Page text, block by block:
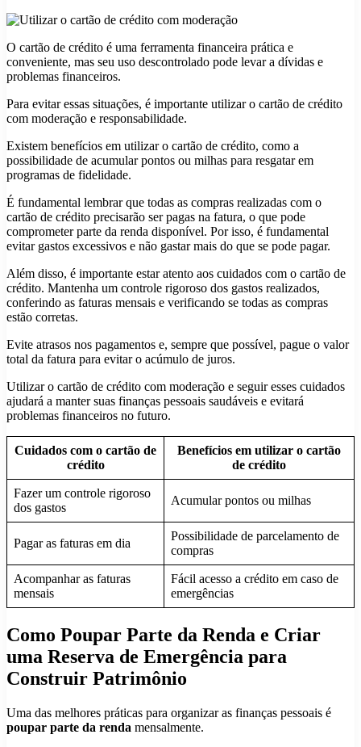
O cartão de crédito é uma ferramenta financeira prática e
conveniente, mas seu uso descontrolado pode levar a dívidas e
problemas financeiros.
Para evitar essas situações, é importante utilizar o cartão de crédito
com moderação e responsabilidade.
Existem benefícios em utilizar o cartão de crédito, como a
possibilidade de acumular pontos ou milhas para resgatar em
programas de fidelidade.
É fundamental lembrar que todas as compras realizadas com o
cartão de crédito precisarão ser pagas na fatura, o que pode
comprometer parte da renda disponível. Por isso, é fundamental
evitar gastos excessivos e não gastar mais do que se pode pagar.
Além disso, é importante estar atento aos cuidados com o cartão de
crédito. Mantenha um controle rigoroso dos gastos realizados,
conferindo as faturas mensais e verificando se todas as compras
estão corretas.
Evite atrasos nos pagamentos e, sempre que possível, pague o valor
total da fatura para evitar o acúmulo de juros.
Utilizar o cartão de crédito com moderação e seguir esses cuidados
ajudará a manter suas finanças pessoais saudáveis e evitará
problemas financeiros no futuro.
Cuidados com o cartão de
crédito
Benefícios em utilizar o cartão
de crédito
Fazer um controle rigoroso
dos gastos
Acumular pontos ou milhas
Pagar as faturas em dia
Possibilidade de parcelamento de
compras
Acompanhar as faturas
mensais
Fácil acesso a crédito em caso de
emergências
Como Poupar Parte da Renda e Criar
uma Reserva de Emergência para
Construir Patrimônio
Uma das melhores práticas para organizar as finanças pessoais é
poupar parte da renda mensalmente.